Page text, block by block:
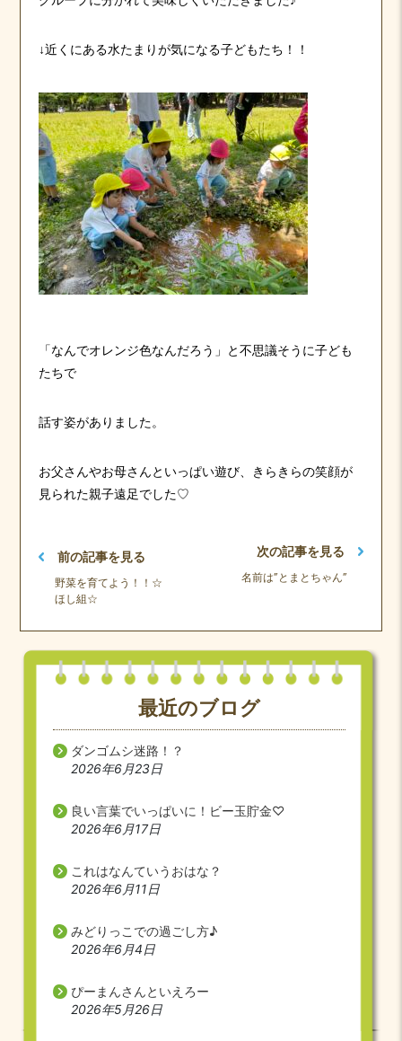
↓近くにある水たまりが気になる子どもたち！！
「なんでオレンジ色なんだろう」と不思議そうに子ども
たちで
話す姿がありました。
お父さんやお母さんといっぱい遊び、きらきらの笑顔が
見られた親子遠足でした♡
前の記事を見る
野菜を育てよう！！☆
ほし組☆
次の記事を見る
名前は”とまとちゃん”
最近のブログ
ダンゴムシ迷路！？
2026年6月23日
良い言葉でいっぱいに！ビー玉貯金♡
2026年6月17日
これはなんていうおはな？
2026年6月11日
みどりっこでの過ごし方♪
2026年6月4日
ぴーまんさんといえろー
2026年5月26日